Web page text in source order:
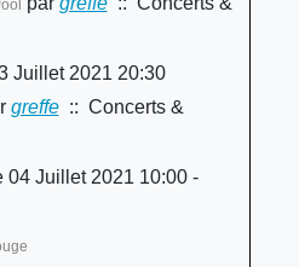
Juillet 2021 20:30
greffe:: Concerts &
04 Juillet 2021 10:00 -